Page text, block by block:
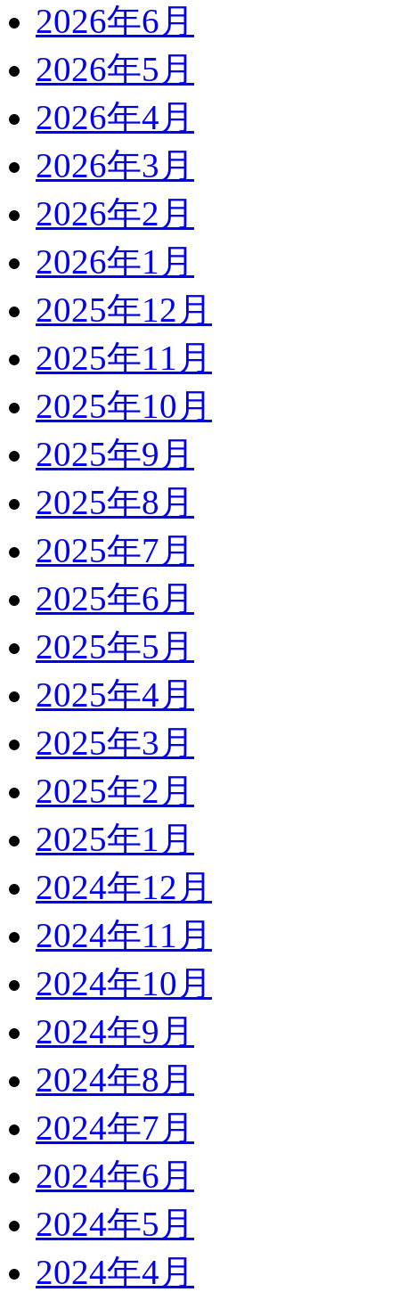
2026年6月
2026年5月
2026年4月
2026年3月
2026年2月
2026年1月
2025年12月
2025年11月
2025年10月
2025年9月
2025年8月
2025年7月
2025年6月
2025年5月
2025年4月
2025年3月
2025年2月
2025年1月
2024年12月
2024年11月
2024年10月
2024年9月
2024年8月
2024年7月
2024年6月
2024年5月
2024年4月